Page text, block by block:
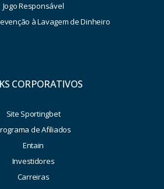
Jogo Responsável
à Lavagem de Dinheiro
CORPORATIVOS
Site Sportingbet
de Afiliados
Entain
Investidores
Carreiras